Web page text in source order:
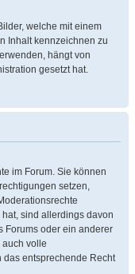
welche mit einem
Inhalt kennzeichnen zu
hängt von
gesetzt hat.
im Forum. Sie können
setzen,
sind allerdings davon
Forums oder ein anderer
auch volle
entsprechende Recht